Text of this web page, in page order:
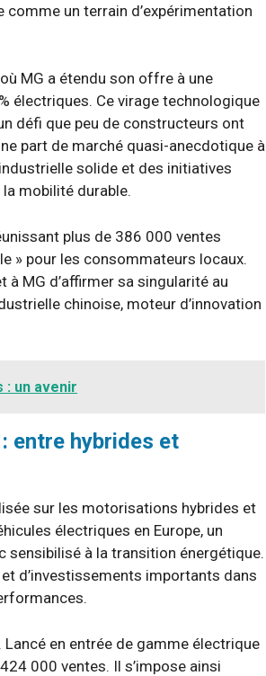
comme un terrain d’expérimentation
MG a étendu son offre à une
électriques. Ce virage technologique
défi que peu de constructeurs ont
part de marché quasi-anecdotique à
solide et des initiatives
mobilité durable.
plus de 386 000 ventes
» pour les consommateurs locaux.
MG d’affirmer sa singularité au
chinoise, moteur d’innovation
: un avenir
entre hybrides et
sur les motorisations hybrides et
électriques en Europe, un
sensibilisé à la transition énergétique.
d’investissements importants dans
en entrée de gamme électrique
000 ventes. Il s’impose ainsi